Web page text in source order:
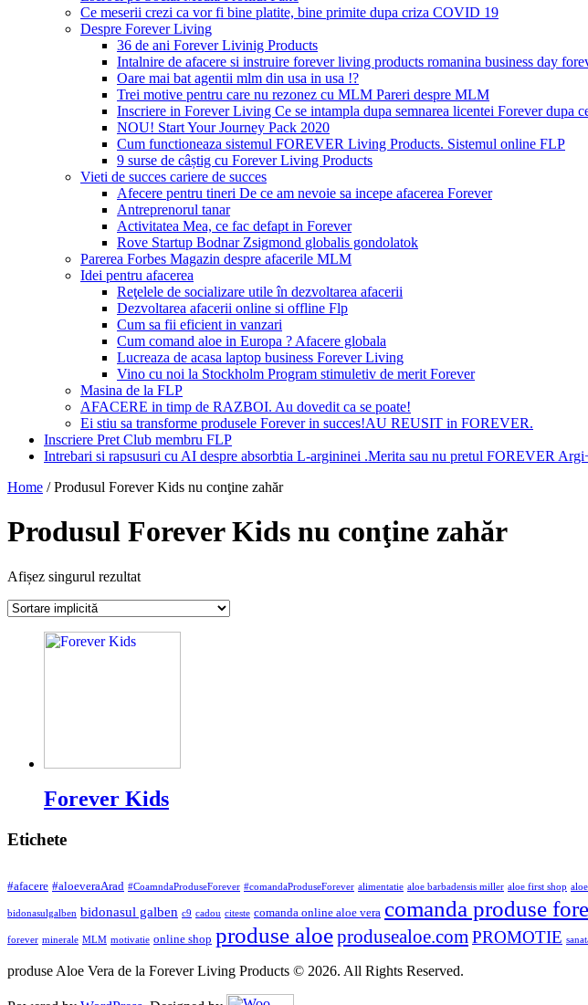
Ce meserii crezi ca vor fi bine platite, bine primite dupa criza COVID 19
Despre Forever Living
36 de ani Forever Livinig Products
Intalnire de afacere si instruire forever living products romanina business day
Oare mai bat agentii mlm din usa in usa !?
Trei motive pentru care nu rezonez cu MLM Pareri despre MLM
Inscriere in Forever Living Ce se intampla dupa semnarea licentei Forever dupa
NOU! Start Your Journey Pack 2020
Cum functioneaza sistemul FOREVER Living Products. Sistemul online FLP
9 surse de câștig cu Forever Living Products
Vieti de succes cariere de succes
Afecere pentru tineri De ce am nevoie sa incepe afacerea Forever
Antreprenorul tanar
Activitatea Mea, ce fac defapt in Forever
Rove Startup Bodnar Zsigmond globalis gondolatok
Parerea Forbes Magazin despre afacerile MLM
Idei pentru afacerea
Reţelele de socializare utile în dezvoltarea afacerii
Dezvoltarea afacerii online si offline Flp
Cum sa fii eficient in vanzari
Cum comand aloe in Europa ? Afacere globala
Lucreaza de acasa laptop business Forever Living
Vino cu noi la Stockholm Program stimuletiv de merit Forever
Masina de la FLP
AFACERE in timp de RAZBOI. Au dovedit ca se poate!
Ei stiu sa transforme produsele Forever in succes!AU REUSIT in FOREVER.
Inscriere Pret Club membru FLP
Intrebari si rapsusuri cu AI despre absorbtia L-argininei .Merita sau nu pretul FOREVER
Home / Produsul Forever Kids nu conţine zahăr
Produsul Forever Kids nu conţine zahăr
Afișez singurul rezultat
Forever Kids
Etichete
#afacere #aloeveraArad #CoamndaProduseForever #comandaProduseForever alimentatie aloe barbadensis miller aloe first shop
bidonasulgalben bidonasul galben c9 cadou citeste comanda online aloe vera comanda produse
forever minerale MLM motivatie online shop produse aloeprodusealoe.com PROMOTIE
produse Aloe Vera de la Forever Living Products © 2026. All Rights Reserved.